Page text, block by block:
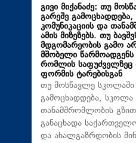
გივი მიქანაძე: თუ
გარეშე
კომუნიკაციის და
ამის მიზეზებს. თუ
მდგომარეობის გამო
მშობელი წარმოადგენს
რომლის
ფორმის ტარებისგან
თუ მოსწავლე
გამოცხადდება, სკოლა
თანამშრომლობის გზით
განაცხადა
და ახალგაზრდობის